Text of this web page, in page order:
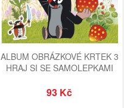
ALBUM OBRÁZKOVÉ KRTEK 3
HRAJ SI SE SAMOLEPKAMI
93 Kč